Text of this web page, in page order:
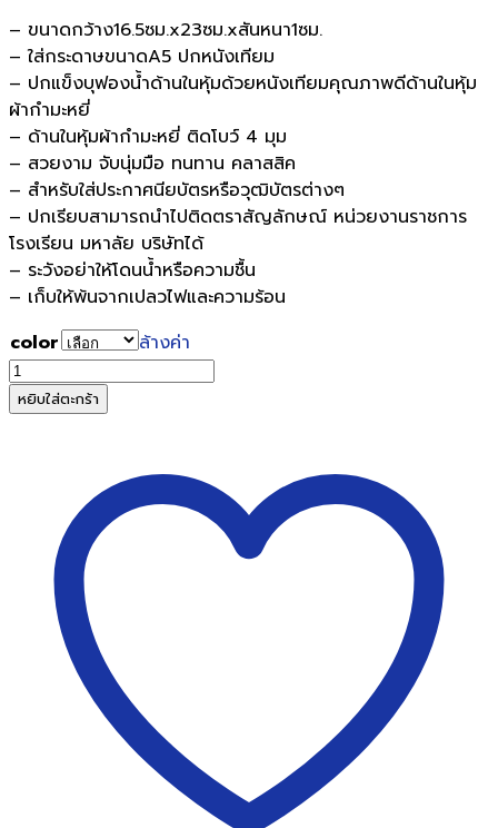
– ขนาดกว้าง16.5ซม.x23ซม.xสันหนา1ซม.
– ใส่กระดาษขนาดA5 ปกหนังเทียม
– ปกแข็งบุฟองน้ำด้านในหุ้มด้วยหนังเทียมคุณภาพดีด้านในหุ้ม
ผ้ากำมะหยี่
– ด้านในหุ้มผ้ากำมะหยี่ ติดโบว์ 4 มุม
– สวยงาม จับนุ่มมือ ทนทาน คลาสสิค
– สำหรับใส่ประกาศนียบัตรหรือวุฒิบัตรต่างๆ
– ปกเรียบสามารถนำไปติดตราสัญลักษณ์ หน่วยงานราชการ
โรงเรียน มหาลัย บริษัทได้
– ระวังอย่าให้โดนน้ำหรือความชื้น
– เก็บให้พ้นจากเปลวไฟและความร้อน
color
ล้างค่า
จำนวน
ปก
ประกาศนียบัตร
หยิบใส่ตะกร้า